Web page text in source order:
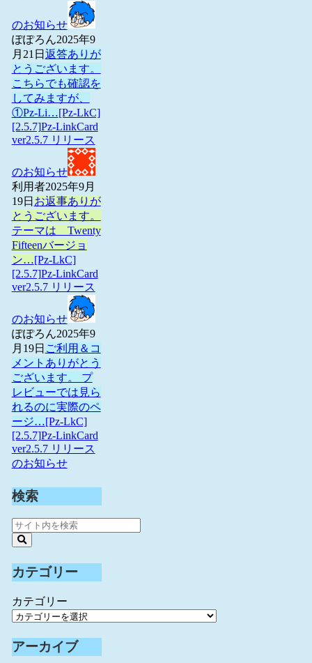
のお知らせ
ぽぽろん2025年9
月21日 返答ありが
とうございます。
こちらでも確認を
してみますが、
①Pz-Li…[Pz-LkC]
[2.5.7]Pz-LinkCard
ver2.5.7 リリース
のお知らせ
利用者2025年9月
19日 お返事ありが
とうございます。
テーマは Twenty
Fifteenバージョ
ン…[Pz-LkC]
[2.5.7]Pz-LinkCard
ver2.5.7 リリース
のお知らせ
ぽぽろん2025年9
月19日 ご利用＆コ
メントありがとう
ございます。 プ
レビューでは見ら
れるのに実際のペ
ージ…[Pz-LkC]
[2.5.7]Pz-LinkCard
ver2.5.7 リリース
のお知らせ
検索
カテゴリー
カテゴリー
アーカイブ